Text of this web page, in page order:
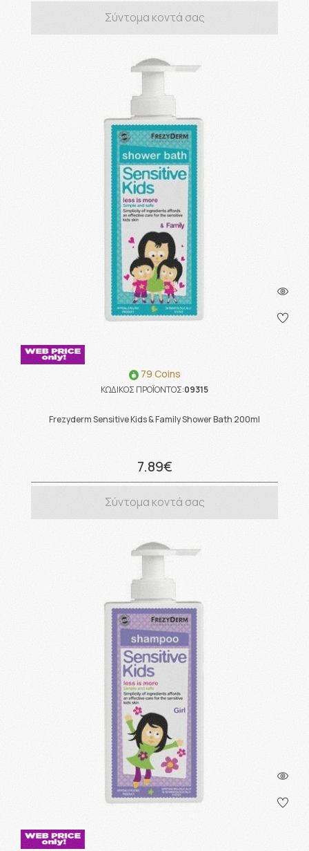
Σύντομα κοντά σας
79 Coins
ΚΩΔΙΚΟΣ ΠΡΟΪΟΝΤΟΣ:09315
Frezyderm Sensitive Kids & Family Shower Bath 200ml
7.89€
Σύντομα κοντά σας